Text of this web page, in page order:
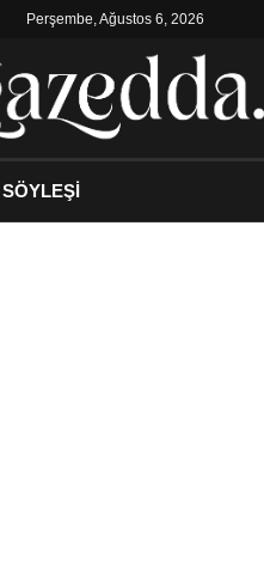
Perşembe, Ağustos 6, 2026
SÖYLEŞİ